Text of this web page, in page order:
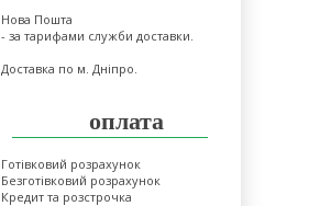
Нова Пошта
- за тарифами служби доставки.
Доставка по м. Дніпро.
оплата
Готівковий розрахунок
Безготівковий розрахунок
Кредит та розстрочка